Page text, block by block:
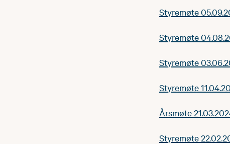
Styremøte
Styremøte
Styremøte
Styremøte
Årsmøte
Styremøte